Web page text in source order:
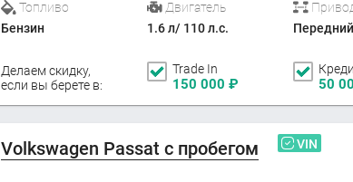
Топливо
Бензин
Двигатель
1.6 л/ 110 л.с.
Передний
Делаем скидку,
если вы берете в:
Trade In
150 000 ₽ 50
Volkswagen Passat с пробегом VIN